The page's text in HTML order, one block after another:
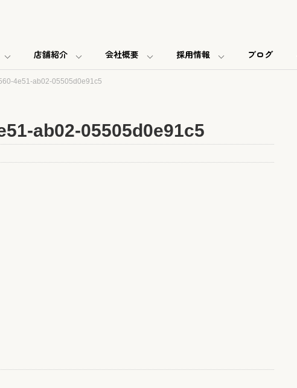
店舗紹介 会社概要 採用情報 ブログ
4e51-ab02-05505d0e91c5
ab02-05505d0e91c5